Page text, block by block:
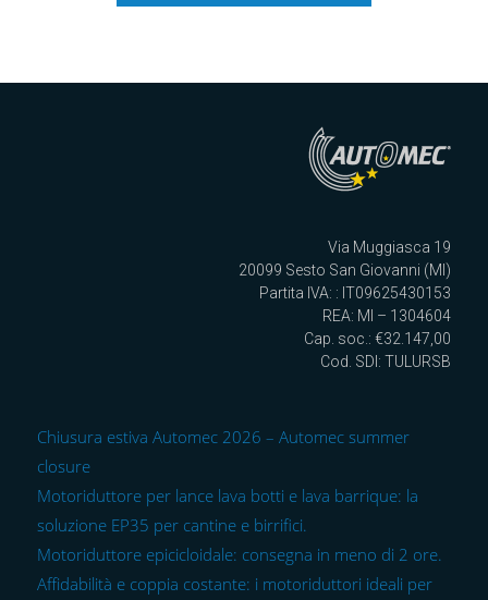
Via Muggiasca 19
20099 Sesto San Giovanni (MI)
Partita IVA: : IT09625430153
REA: MI – 1304604
Cap. soc.: €32.147,00
Cod. SDI: TULURSB
Chiusura estiva Automec 2026 – Automec summer
closure
Motoriduttore per lance lava botti e lava barrique: la
soluzione EP35 per cantine e birrifici.
Motoriduttore epicicloidale: consegna in meno di 2 ore.
Affidabilità e coppia costante: i motoriduttori ideali per